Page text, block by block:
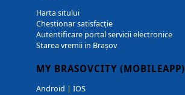
Harta sitului
Chestionar satisfacție
Autentificare portal servicii electronice
Starea vremii in Brașov
MY BRASOVCITY (MOBILEAPP)
Android | IOS